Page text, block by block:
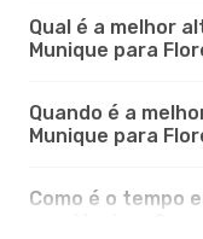
Qual é a melhor
Munique para
Quando é a
Munique para
Como é o tempo